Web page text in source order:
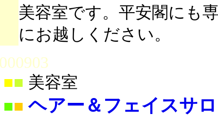
美容室です。平安閣にも
にお越しください。
■ 美容室
■■ ヘアー＆フェイスサ